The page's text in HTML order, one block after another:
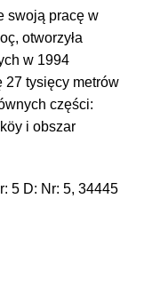
swoją pracę w
otworzyła
w 1994
27 tysięcy metrów
części:
i obszar
5 D: Nr: 5, 34445